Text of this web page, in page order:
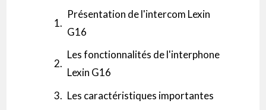
Présentation de l'intercom Lexin
G16
Les fonctionnalités de l'interphone
Lexin G16
Les caractéristiques importantes